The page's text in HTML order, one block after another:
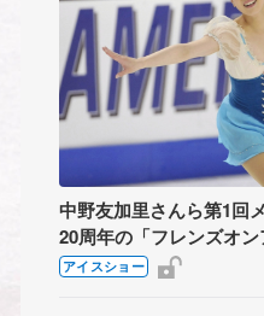
中野友加里さんら第1回
20周年の「フレンズオ
さん、有川梨絵さん、
アイスショー